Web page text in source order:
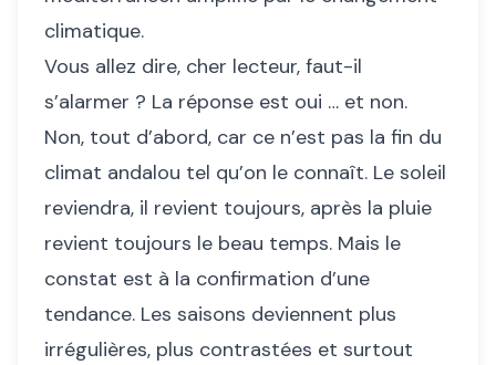
climatique.
Vous allez dire, cher lecteur, faut-il
s’alarmer ? La réponse est oui … et non.
Non, tout d’abord, car ce n’est pas la fin du
climat andalou tel qu’on le connaît. Le soleil
reviendra, il revient toujours, après la pluie
revient toujours le beau temps. Mais le
constat est à la confirmation d’une
tendance. Les saisons deviennent plus
irrégulières, plus contrastées et surtout